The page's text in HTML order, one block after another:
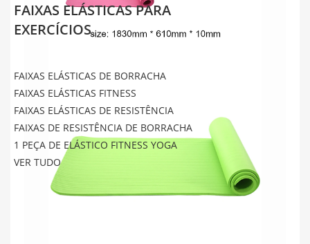
FAIXAS ELÁSTICAS PARA
EXERCÍCIOS
FAIXAS ELÁSTICAS DE BORRACHA
FAIXAS ELÁSTICAS FITNESS
FAIXAS ELÁSTICAS DE RESISTÊNCIA
FAIXAS DE RESISTÊNCIA DE BORRACHA
1 PEÇA DE ELÁSTICO FITNESS YOGA
VER TUDO